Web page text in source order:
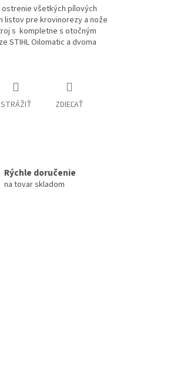
všetkých pílových
listov pre krovinorezy a nože
s kompletne s otočným
STIHL Oilomatic a dvoma
STRÁŽIŤ ZDIEĽAŤ
Rýchle doručenie
na tovar skladom